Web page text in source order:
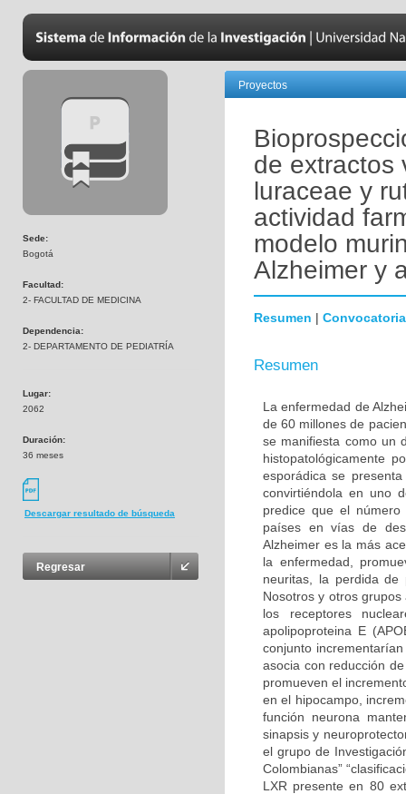
Sede:
Bogotá
Facultad:
2- FACULTAD DE MEDICINA
Dependencia:
2- DEPARTAMENTO DE PEDIATRÍA
Lugar:
2062
Duración:
36 meses
Descargar resultado de búsqueda
Regresar
Proyectos
de extractos
luraceae y
actividad
modelo
Alzheimer y
Resumen | Convocatoria
Resumen
La enfermedad de
de 60 millones de
se manifiesta como un
histopatológicamente
esporádica se
convirtiéndola en uno
predice que el
países en vías de
Alzheimer es la más
la enfermedad,
neuritas, la perdida de
Nosotros y otros
los receptores
apolipoproteina E
conjunto
asocia con reducción
promueven el
en el hipocampo,
función neurona
sinapsis y
el grupo de
Colombianas”
LXR presente en 80